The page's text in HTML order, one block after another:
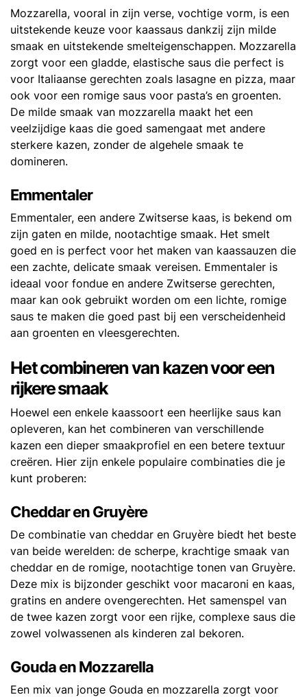
Mozzarella, vooral in zijn verse, vochtige vorm, is een
uitstekende keuze voor kaassaus dankzij zijn milde
smaak en uitstekende smelteigenschappen. Mozzarella
zorgt voor een gladde, elastische saus die perfect is
voor Italiaanse gerechten zoals lasagne en pizza, maar
ook voor een romige saus voor pasta’s en groenten.
De milde smaak van mozzarella maakt het een
veelzijdige kaas die goed samengaat met andere
sterkere kazen, zonder de algehele smaak te
domineren.
Emmentaler
Emmentaler, een andere Zwitserse kaas, is bekend om
zijn gaten en milde, nootachtige smaak. Het smelt
goed en is perfect voor het maken van kaassauzen die
een zachte, delicate smaak vereisen. Emmentaler is
ideaal voor fondue en andere Zwitserse gerechten,
maar kan ook gebruikt worden om een lichte, romige
saus te maken die goed past bij een verscheidenheid
aan groenten en vleesgerechten.
Het combineren van kazen voor een
rijkere smaak
Hoewel een enkele kaassoort een heerlijke saus kan
opleveren, kan het combineren van verschillende
kazen een dieper smaakprofiel en een betere textuur
creëren. Hier zijn enkele populaire combinaties die je
kunt proberen:
Cheddar en Gruyère
De combinatie van cheddar en Gruyère biedt het beste
van beide werelden: de scherpe, krachtige smaak van
cheddar en de romige, nootachtige tonen van Gruyère.
Deze mix is bijzonder geschikt voor macaroni en kaas,
gratins en andere ovengerechten. Het samenspel van
de twee kazen zorgt voor een rijke, complexe saus die
zowel volwassenen als kinderen zal bekoren.
Gouda en Mozzarella
Een mix van jonge Gouda en mozzarella zorgt voor